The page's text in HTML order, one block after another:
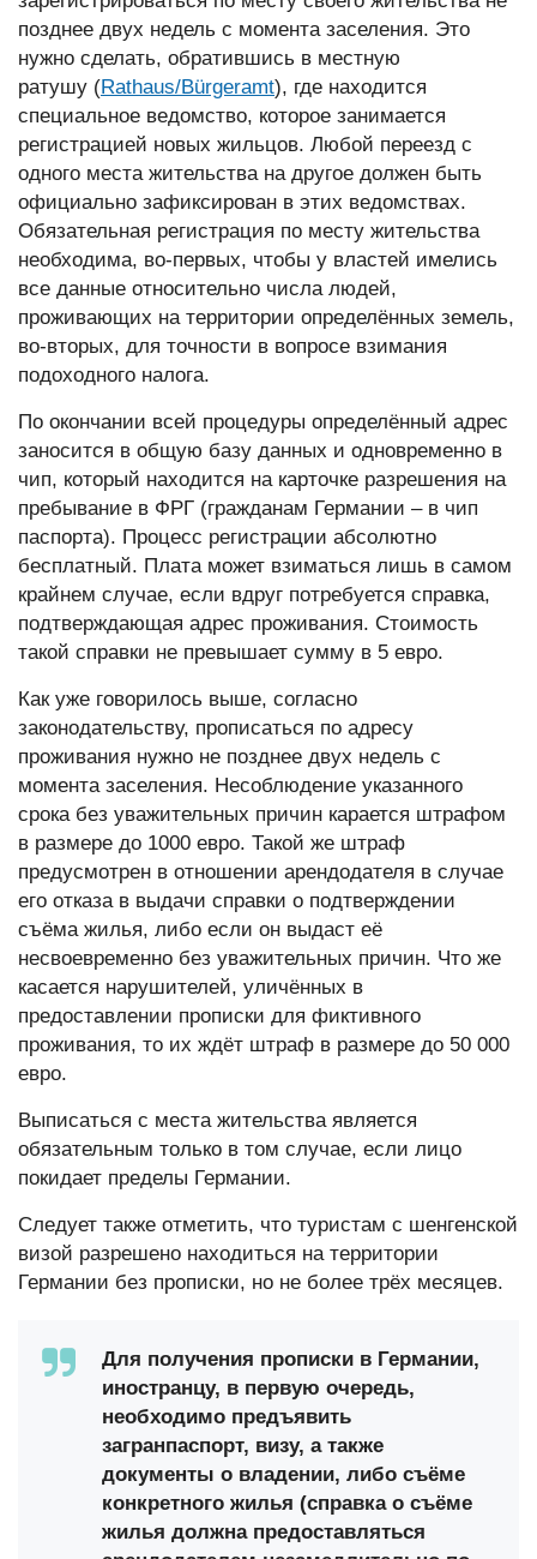
позднее двух недель с момента заселения. Это
нужно сделать, обратившись в местную
ратушу (Rathaus/Bürgeramt), где находится
специальное ведомство, которое занимается
регистрацией новых жильцов. Любой переезд с
одного места жительства на другое должен быть
официально зафиксирован в этих ведомствах.
Обязательная регистрация по месту жительства
необходима, во-первых, чтобы у властей имелись
все данные относительно числа людей,
проживающих на территории определённых земель,
во-вторых, для точности в вопросе взимания
подоходного налога.
По окончании всей процедуры определённый адрес
заносится в общую базу данных и одновременно в
чип, который находится на карточке разрешения на
пребывание в ФРГ (гражданам Германии – в чип
паспорта). Процесс регистрации абсолютно
бесплатный. Плата может взиматься лишь в самом
крайнем случае, если вдруг потребуется справка,
подтверждающая адрес проживания. Стоимость
такой справки не превышает сумму в 5 евро.
Как уже говорилось выше, согласно
законодательству, прописаться по адресу
проживания нужно не позднее двух недель с
момента заселения. Несоблюдение указанного
срока без уважительных причин карается штрафом
в размере до 1000 евро. Такой же штраф
предусмотрен в отношении арендодателя в случае
его отказа в выдачи справки о подтверждении
съёма жилья, либо если он выдаст её
несвоевременно без уважительных причин. Что же
касается нарушителей, уличённых в
предоставлении прописки для фиктивного
проживания, то их ждёт штраф в размере до 50 000
евро.
Выписаться с места жительства является
обязательным только в том случае, если лицо
покидает пределы Германии.
Следует также отметить, что туристам с шенгенской
визой разрешено находиться на территории
Германии без прописки, но не более трёх месяцев.
Для получения прописки в Германии,
иностранцу, в первую очередь,
необходимо предъявить
загранпаспорт, визу, а также
документы о владении, либо съёме
конкретного жилья (справка о съёме
жилья должна предоставляться